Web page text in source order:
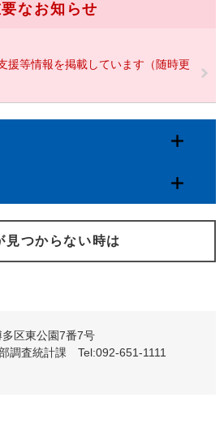
なお知らせ
援等情報を掲載しています（随時更
見つからない時は
区東公園7番7号
調査統計課 Tel:092-651-1111